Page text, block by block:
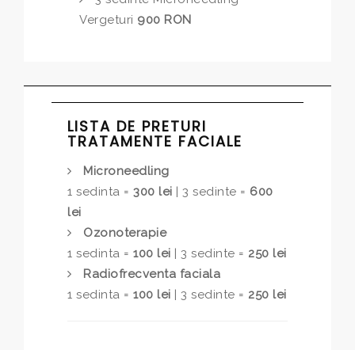
Vergeturi 900 RON
LISTA DE PRETURI
TRATAMENTE FACIALE
Microneedling
1 sedinta = 300 lei | 3 sedinte = 600
lei
Ozonoterapie
1 sedinta = 100 lei | 3 sedinte = 250 lei
Radiofrecventa faciala
1 sedinta = 100 lei | 3 sedinte = 250 lei